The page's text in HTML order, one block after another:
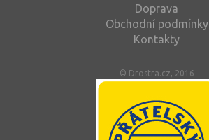
Doprava
Obchodní podmínky
Kontakty
© Drostra.cz, 2016